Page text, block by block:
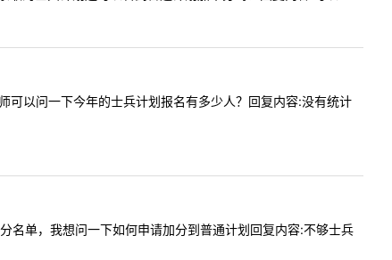
以问一下今年的士兵计划报名有多少人？回复内容:没有统计
单，我想问一下如何申请加分到普通计划回复内容:不够士兵